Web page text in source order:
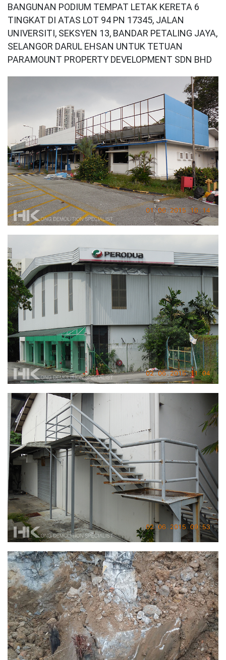
BANGUNAN PODIUM TEMPAT LETAK KERETA 6
TINGKAT DI ATAS LOT 94 PN 17345, JALAN
UNIVERSITI, SEKSYEN 13, BANDAR PETALING JAYA,
SELANGOR DARUL EHSAN UNTUK TETUAN
PARAMOUNT PROPERTY DEVELOPMENT SDN BHD